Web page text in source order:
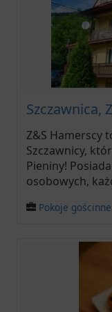
Szczawnica,
Z&S Hamerscy
Szczawnicy,
Pieniny!
osobowych,
Pokoje gościnne